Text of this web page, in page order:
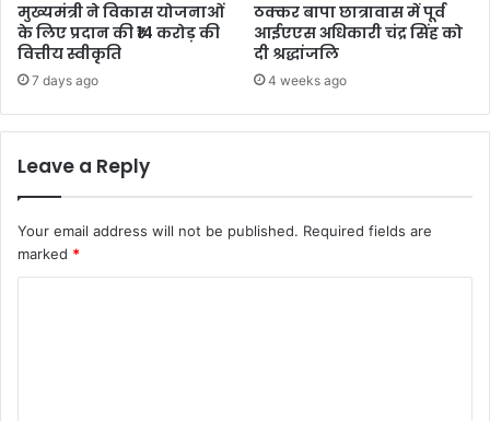
मुख्यमंत्री ने विकास योजनाओं
के लिए प्रदान की ₹14 करोड़ की
वित्तीय स्वीकृति
7 days ago
ठक्कर बापा छात्रावास में पूर्व
आईएएस अधिकारी चंद्र सिंह को
दी श्रद्धांजलि
4 weeks ago
Leave a Reply
Your email address will not be published. Required fields are
marked *